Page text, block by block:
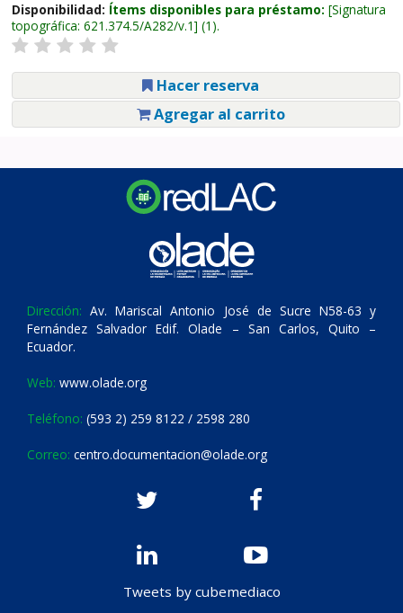
Disponibilidad: Ítems disponibles para préstamo: Signatura
topográfica: 621.374.5/A282/v.1 (1).
Hacer reserva
Agregar al carrito
Dirección: Av. Mariscal Antonio José de Sucre N58-63 y
Fernández Salvador Edif. Olade – San Carlos, Quito –
Ecuador.
Web: www.olade.org
Teléfono: (593 2) 259 8122 / 2598 280
Correo: centro.documentacion@olade.org
Tweets by cubemediaco